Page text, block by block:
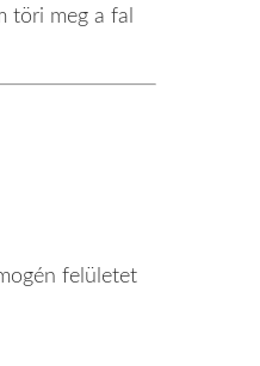
töri meg a fal
felületet